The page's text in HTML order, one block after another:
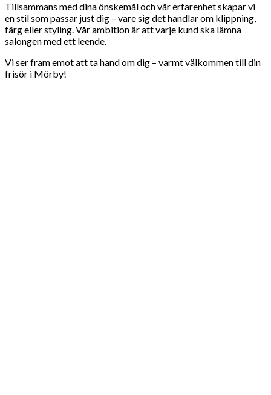
Tillsammans med dina önskemål och vår erfarenhet skapar vi
en stil som passar just dig – vare sig det handlar om klippning,
färg eller styling. Vår ambition är att varje kund ska lämna
salongen med ett leende.
Vi ser fram emot att ta hand om dig – varmt välkommen till din
frisör i Mörby!